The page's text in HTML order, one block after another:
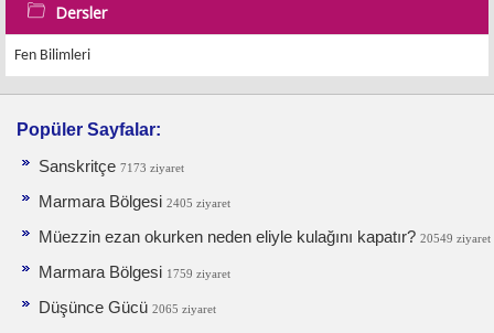
Dersler
Fen Bilimleri
Popüler Sayfalar:
Sanskritçe 7173 ziyaret
Marmara Bölgesi 2405 ziyaret
Müezzin ezan okurken neden eliyle kulağını kapatır? 20549 ziyaret
Marmara Bölgesi 1759 ziyaret
Düşünce Gücü 2065 ziyaret